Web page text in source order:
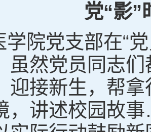
党“影”
学院党支部在“
虽然党员同志
迎接新生，帮
，讲述校园故